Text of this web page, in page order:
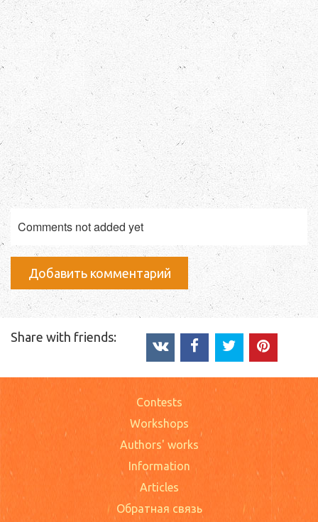
Comments not added yet
Добавить комментарий
Share with friends:
Contests
Workshops
Authors' works
Information
Articles
Обратная связь